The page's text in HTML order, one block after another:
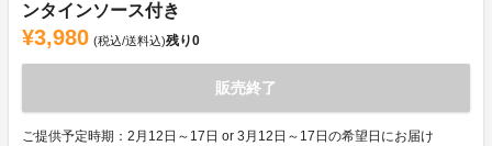
ンタインソース付き
¥3,980 (税込/送料込)残り0
販売終了
ご提供予定時期：2月12日～17日 or 3月12日～17日の希望日にお届け